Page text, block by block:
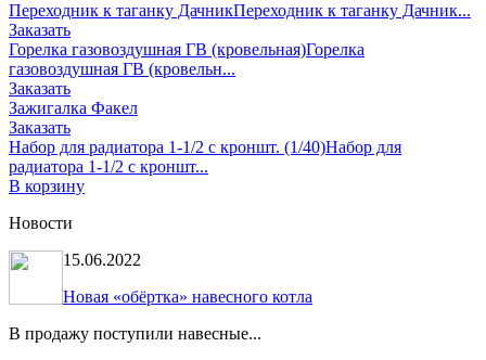
Переходник к таганку ДачникПереходник к таганку Дачник...
Заказать
Горелка газовоздушная ГВ (кровельная)Горелка
газовоздушная ГВ (кровельн...
Заказать
Зажигалка Факел
Заказать
Набор для радиатора 1-1/2 с кроншт. (1/40)Набор для
радиатора 1-1/2 с кроншт...
В корзину
Новости
15.06.2022
Новая «обёртка» навесного котла
В продажу поступили навесные...